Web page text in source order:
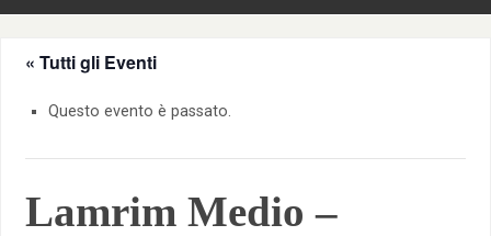
« Tutti gli Eventi
Questo evento è passato.
Lamrim Medio –